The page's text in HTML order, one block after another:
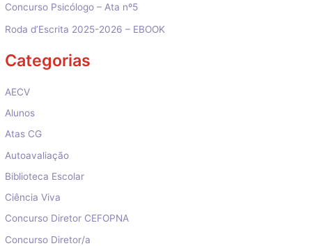
Concurso Psicólogo – Ata nº5
Roda d’Escrita 2025-2026 – EBOOK
Categorias
AECV
Alunos
Atas CG
Autoavaliação
Biblioteca Escolar
Ciência Viva
Concurso Diretor CEFOPNA
Concurso Diretor/a